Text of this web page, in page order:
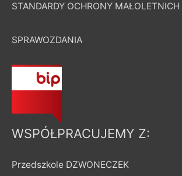
STANDARDY OCHRONY MAŁOLETNICH
SPRAWOZDANIA
WSPÓŁPRACUJEMY Z:
Przedszkole DZWONECZEK